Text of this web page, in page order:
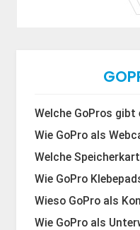
Welche GoPros gibt
Wie GoPro als
Welche
Wie GoPro
Wieso GoPro als
Wie GoPro als